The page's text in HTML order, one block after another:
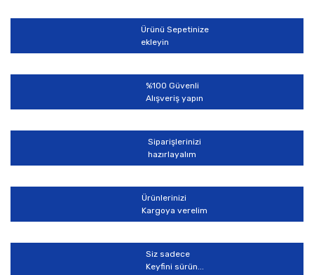
Ürünü Sepetinize
ekleyin
%100 Güvenli
Alışveriş yapın
Siparişlerinizi
hazırlayalım
Ürünlerinizi
Kargoya verelim
Siz sadece
Keyfini sürün...